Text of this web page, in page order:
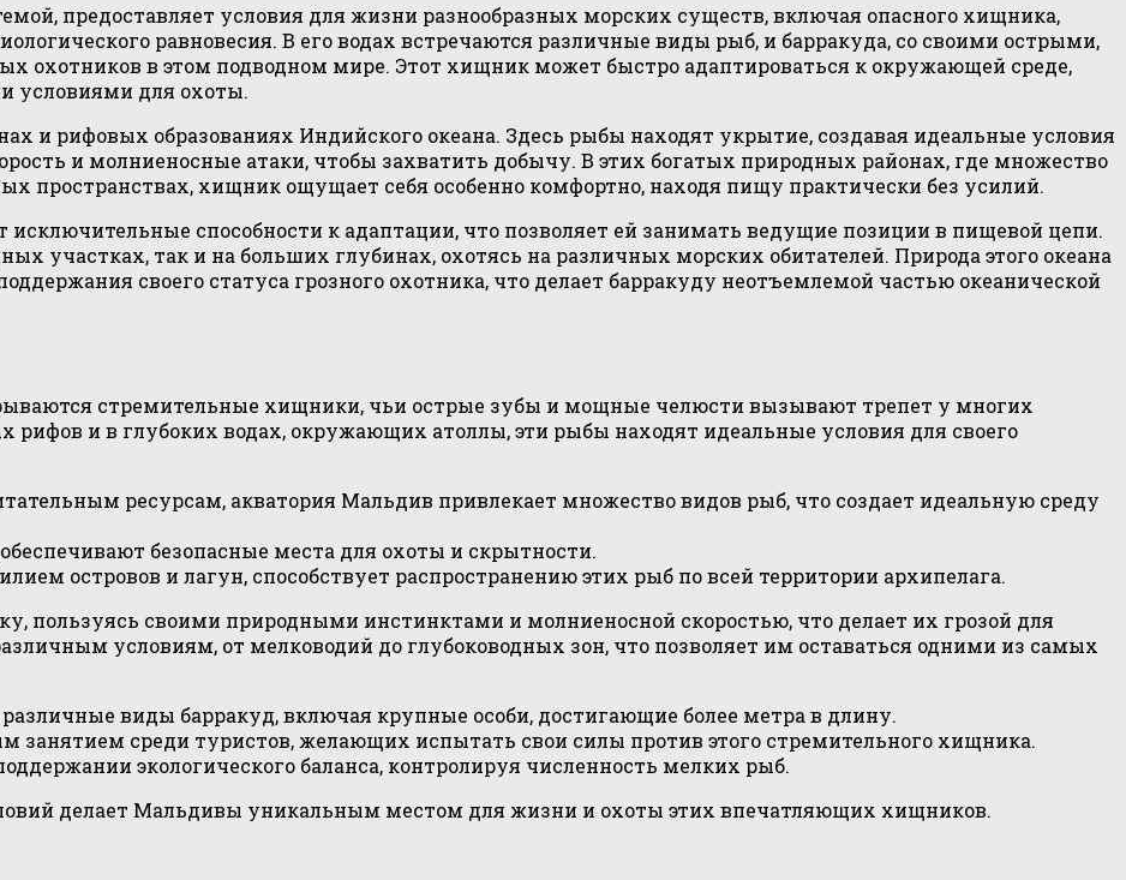
предоставляет условия для жизни разнообразных морских существ, включая опасного хищника,
равновесия. В его водах встречаются различные виды рыб, и барракуда, со своими острыми,
охотников в этом подводном мире. Этот хищник может быстро адаптироваться к окружающей среде,
условиями для охоты.
и рифовых образованиях Индийского океана. Здесь рыбы находят укрытие, создавая идеальные условия
и молниеносные атаки, чтобы захватить добычу. В этих богатых природных районах, где множество
пространствах, хищник ощущает себя особенно комфортно, находя пищу практически без усилий.
способности к адаптации, что позволяет ей занимать ведущие позиции в пищевой цепи.
участках, так и на больших глубинах, охотясь на различных морских обитателей. Природа этого океана
своего статуса грозного охотника, что делает барракуду неотъемлемой частью океанической
стремительные хищники, чьи острые зубы и мощные челюсти вызывают трепет у многих
рифов и в глубоких водах, окружающих атоллы, эти рыбы находят идеальные условия для своего
ресурсам, акватория Мальдив привлекает множество видов рыб, что создает идеальную среду
безопасные места для охоты и скрытности.
островов и лагун, способствует распространению этих рыб по всей территории архипелага.
пользуясь своими природными инстинктами и молниеносной скоростью, что делает их грозой для
условиям, от мелководий до глубоководных зон, что позволяет им оставаться одними из самых
виды барракуд, включая крупные особи, достигающие более метра в длину.
занятием среди туристов, желающих испытать свои силы против этого стремительного хищника.
экологического баланса, контролируя численность мелких рыб.
делает Мальдивы уникальным местом для жизни и охоты этих впечатляющих хищников.